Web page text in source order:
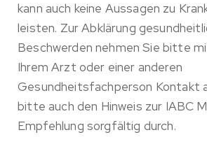
kann auch keine Aussagen zu
leisten. Zur Abklärung
Beschwerden nehmen Sie bitte
Ihrem Arzt oder einer anderen
Gesundheitsfachperson Kontakt
bitte auch den Hinweis zur IABC
Empfehlung sorgfältig durch.